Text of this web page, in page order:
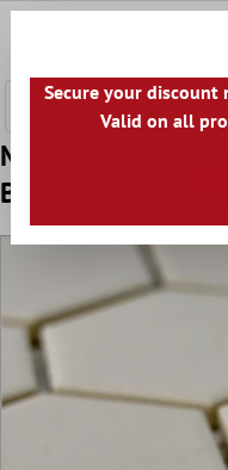
Model din
Begomil Neglazuit
Secure your discount
Valid on all